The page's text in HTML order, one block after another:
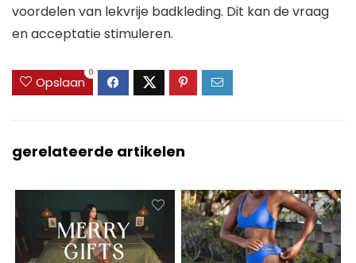
voordelen van lekvrije badkleding. Dit kan de vraag
en acceptatie stimuleren.
Opslaan
0
gerelateerde artikelen